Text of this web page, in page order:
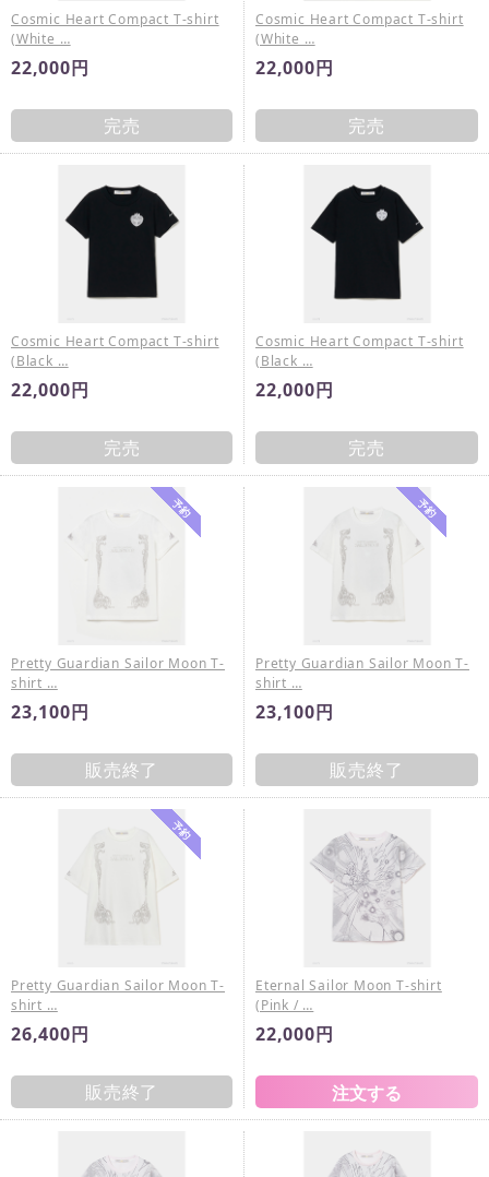
Cosmic Heart Compact T-shirt
(White …
22,000円
完売
Cosmic Heart Compact T-shirt
(White …
22,000円
完売
Cosmic Heart Compact T-shirt
(Black …
22,000円
完売
Cosmic Heart Compact T-shirt
(Black …
22,000円
完売
Pretty Guardian Sailor Moon T-
shirt …
23,100円
販売終了
Pretty Guardian Sailor Moon T-
shirt …
23,100円
販売終了
Pretty Guardian Sailor Moon T-
shirt …
26,400円
販売終了
Eternal Sailor Moon T-shirt
(Pink / …
22,000円